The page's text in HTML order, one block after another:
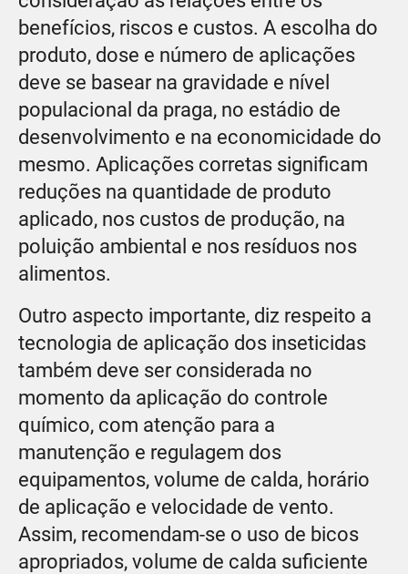
benefícios, riscos e custos. A escolha do
produto, dose e número de aplicações
deve se basear na gravidade e nível
populacional da praga, no estádio de
desenvolvimento e na economicidade do
mesmo. Aplicações corretas significam
reduções na quantidade de produto
aplicado, nos custos de produção, na
poluição ambiental e nos resíduos nos
alimentos.
Outro aspecto importante, diz respeito a
tecnologia de aplicação dos inseticidas
também deve ser considerada no
momento da aplicação do controle
químico, com atenção para a
manutenção e regulagem dos
equipamentos, volume de calda, horário
de aplicação e velocidade de vento.
Assim, recomendam-se o uso de bicos
apropriados, volume de calda suficiente